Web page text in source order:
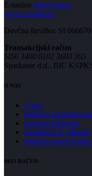
E-naslov info@cgs.si
www.cgsplus.si
Davčna številka: SI
Transakcijski račun
SI56 3400 0102 3683 365
Sparkasse d.d., BIC
O NAS
O nas
Podpora
Servisni zahtevek
Zasebnost in piškotki
Splošni pogoji
MOJ RAČUN